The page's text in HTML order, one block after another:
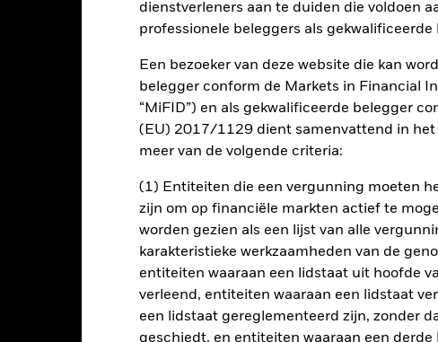
dienstverleners aan te duiden die voldoen
professionele beleggers als gekwalificeerde
Een bezoeker van deze website die kan
belegger conform de Markets in Financial
“MiFID”) en als gekwalificeerde belegger
(EU) 2017/1129 dient samenvattend in het
meer van de volgende criteria:
(1) Entiteiten die een vergunning moeten
zijn om op financiële markten actief te
worden gezien als een lijst van alle
karakteristieke werkzaamheden van de
entiteiten waaraan een lidstaat uit hoofde
verleend, entiteiten waaraan een lidstaat
een lidstaat gereglementeerd zijn, zonder
geschiedt, en entiteiten waaraan een
met de beginselen van beleggen gericht op milieu, maatschappij en
totale activa in vastrentende ('VR'-) effecten die zijn uitgegeven door
zijn gevestigd of voornamelijk economisch actief zijn in de regio Azië-
met korte looptijden) en beleggingen omvatten die een relatief
rekening met ESG-criteria zoals uiteengezet in het
van BlackRock op www.blackrock.com/baselinescreens.
De waarde en het rendement van beleggingen kunnen dalen en
hun oorspronkelijke inleg.